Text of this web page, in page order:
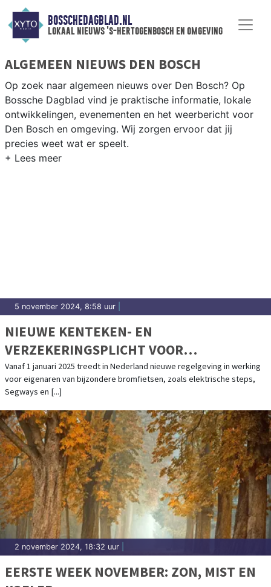
BOSSCHEDAGBLAD.NL
lokaal nieuws 's-hertogenbosch en omgeving
ALGEMEEN NIEUWS DEN BOSCH
Op zoek naar algemeen nieuws over Den Bosch? Op
Bossche Dagblad vind je praktische informatie, lokale
ontwikkelingen, evenementen en het weerbericht voor
Den Bosch en omgeving. Wij zorgen ervoor dat jij
precies weet wat er speelt.
5 november 2024, 8:58 uur
NIEUWE KENTEKEN- EN
VERZEKERINGSPLICHT VOOR
ELEKTRISCHE STEPS EN ANDERE
BIJZONDERE BROMFIETSEN
Vanaf 1 januari 2025 treedt in Nederland nieuwe regelgeving in werking
voor eigenaren van bijzondere bromfietsen, zoals elektrische steps,
Segways en [...]
2 november 2024, 18:32 uur
EERSTE WEEK NOVEMBER: ZON, MIST EN